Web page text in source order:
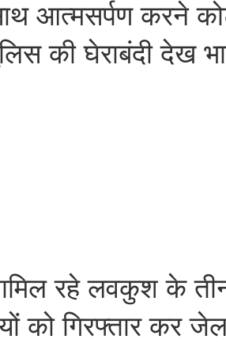
आत्मसर्पण करने
की घेराबंदी देख
रहे लवकुश के
को गिरफ्तार कर